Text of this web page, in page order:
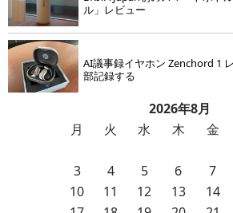
ル」レビュー
AI議事録イヤホン Zenchord 1
部記録する
2026年8月
月
火 水 木 金
3
4 5 6 7
10
11 12 13 14